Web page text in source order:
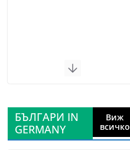
БЪЛГАРИ IN
GERMANY
Виж
всичко